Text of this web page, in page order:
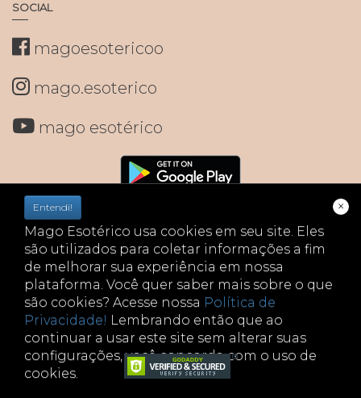
×
Entendi!
Mago Esotérico usa cookies em seu site. Eles
são utilizados para coletar informações a fim
de melhorar sua experiência em nossa
plataforma. Você quer saber mais sobre o que
são cookies? Acesse nossa Política de
Privacidade! Lembrando então que ao
continuar a usar este site sem alterar suas
configurações, você concorda com o uso de
cookies.
SOCIAL
magoesotericoo
mago.esoterico
mago esotérico